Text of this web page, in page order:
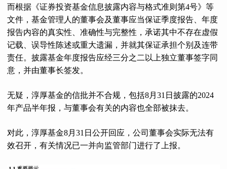
而根据《证券投资基金信息披露内容与格式准则第4号》等
文件，基金管理人的董事会及董事应当保证季度报告、年度
报告内容的真实性、准确性与完整性，承诺其中不存在虚假
记载、误导性陈述或重大遗漏，并就其保证承担个别及连带
责任。披露基金年度报告应经三分之二以上独立董事签字同
意，并由董事长签发。
无疑，淳厚基金的信批并不合规，包括8月31日披露的2024
年产品半年报，与董事会有关的内容也全部被抹去。
对此，淳厚基金8月31日公开回应，公司董事会实际无法有
效召开，有关情况已一并向监管部门进行了上报。